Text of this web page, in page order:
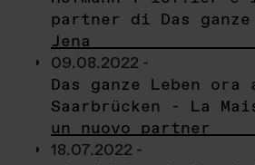
partner di Das ganze
Jena
09.08.2022 -
Das ganze Leben ora
Saarbrücken - La
un nuovo partner
18.07.2022 -